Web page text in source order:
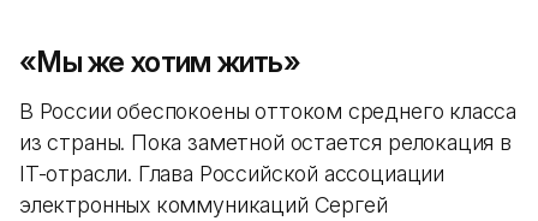
«Мы же хотим жить»
В России обеспокоены оттоком среднего класса
из страны. Пока заметной остается релокация в
IT-отрасли. Глава Российской ассоциации
электронных коммуникаций Сергей